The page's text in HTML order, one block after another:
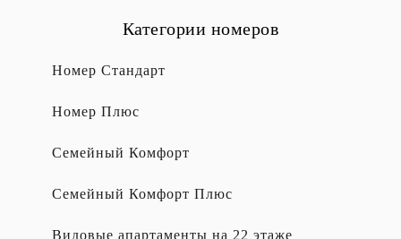
Категории номеров
Номер Стандарт
Номер Плюс
Семейный Комфорт
Семейный Комфорт Плюс
Видовые апартаменты на 22 этаже